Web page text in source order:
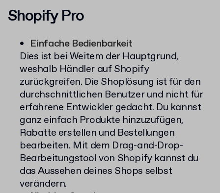
Shopify Pro
Einfache Bedienbarkeit
Dies ist bei Weitem der Hauptgrund,
weshalb Händler auf Shopify
zurückgreifen. Die Shoplösung ist für den
durchschnittlichen Benutzer und nicht für
erfahrene Entwickler gedacht. Du kannst
ganz einfach Produkte hinzuzufügen,
Rabatte erstellen und Bestellungen
bearbeiten. Mit dem Drag-and-Drop-
Bearbeitungstool von Shopify kannst du
das Aussehen deines Shops selbst
verändern.